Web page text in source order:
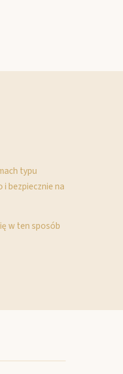
typu
bezpiecznie na
w ten sposób